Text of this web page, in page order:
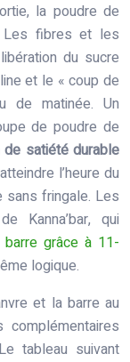
la poudre de
Les fibres et les
du sucre
et le « coup de
de matinée. Un
de poudre de
de satiété durable
l’heure du
sans fringale. Les
Kanna’bar, qui
grâce à 11-
logique.
et la barre au
tableau suivant